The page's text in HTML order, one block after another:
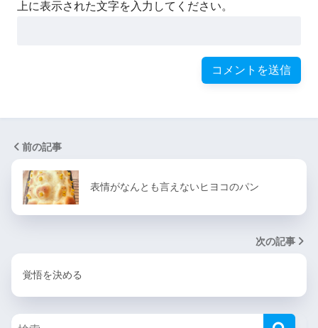
上に表示された文字を入力してください。
前の記事
表情がなんとも言えないヒヨコのパン
次の記事
覚悟を決める